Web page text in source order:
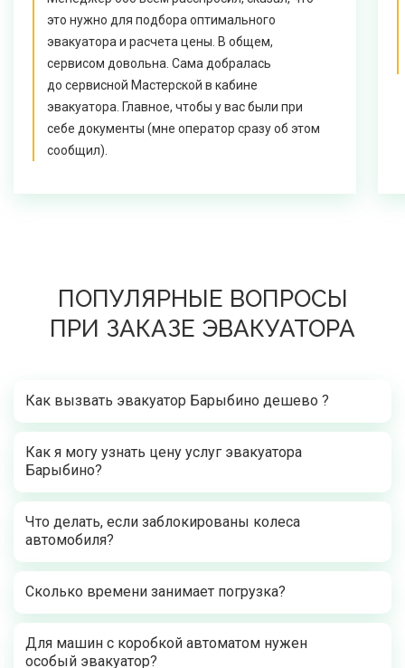
это нужно для подбора оптимального
эвакуатора и расчета цены. В общем,
сервисом довольна. Сама добралась
до сервисной Мастерской в кабине
эвакуатора. Главное, чтобы у вас были при
себе документы (мне оператор сразу об этом
сообщил).
ПОПУЛЯРНЫЕ ВОПРОСЫ
ПРИ ЗАКАЗЕ ЭВАКУАТОРА
Как вызвать эвакуатор Барыбино дешево ?
Как я могу узнать цену услуг эвакуатора
Барыбино?
Что делать, если заблокированы колеса
автомобиля?
Сколько времени занимает погрузка?
Для машин с коробкой автоматом нужен
особый эвакуатор?